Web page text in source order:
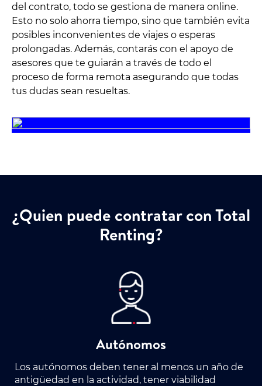
del contrato, todo se gestiona de manera online.
Esto no solo ahorra tiempo, sino que también evita
posibles inconvenientes de viajes o esperas
prolongadas. Además, contarás con el apoyo de
asesores que te guiarán a través de todo el
proceso de forma remota asegurando que todas
tus dudas sean resueltas.
¿Quien puede contratar con Total
Renting?
Autónomos
Los autónomos deben tener al menos un año de
antigüedad en la actividad, tener viabilidad